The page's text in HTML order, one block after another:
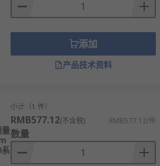
量和安全。
确保制药过程的安全性和产品质量。
电力系统的稳定运行。
品质量。
等多款不同规格、型号的产品供您挑
添加
产品技术资料
小计（1 件）
RMB577.12(不含税) RMB577.12/件
数量